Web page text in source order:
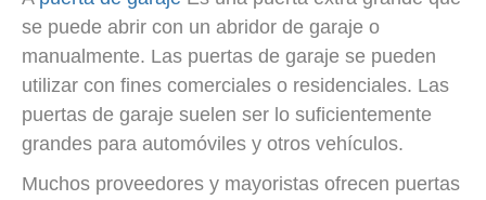
se puede abrir con un abridor de garaje o
manualmente. Las puertas de garaje se pueden
utilizar con fines comerciales o residenciales. Las
puertas de garaje suelen ser lo suficientemente
grandes para automóviles y otros vehículos.
Muchos proveedores y mayoristas ofrecen puertas